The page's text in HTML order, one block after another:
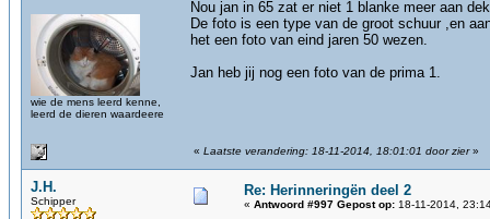
wie de mens leerd kenne,
leerd de dieren waardeere
Nou jan in 65 zat er niet 1 blanke meer aan
De foto is een type van de groot schuur ,en
het een foto van eind jaren 50 wezen.
Jan heb jij nog een foto van de prima 1.
« Laatste verandering: 18-11-2014, 18:01:01 door zier»
J.H.
Schipper
Re: Herinneringën deel 2
« Antwoord #997 Gepost op: 18-11-2014,